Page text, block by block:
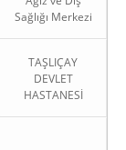
Sağlığı Merkezi
TAŞLIÇAY
DEVLET
HASTANESİ